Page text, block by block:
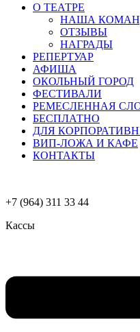
О ТЕАТРЕ
НАША
ОТЗЫВЫ
НАГРАДЫ
РЕПЕРТУАР
АФИША
ОКОЛЬНЫЙ ГОРОД
ФЕСТИВАЛИ
РЕМЕСЛЕННАЯ
БЕСПЛАТНО
ДЛЯ
ВИП-ЛОЖА И КАФЕ
КОНТАКТЫ
+7 (964) 311 33 44
Кассы